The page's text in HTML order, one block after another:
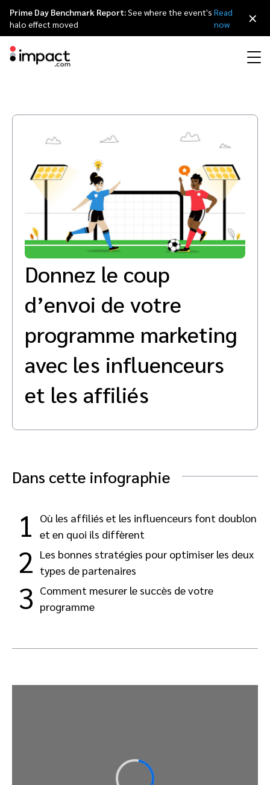
impact.com gère le cycle de vie de n'importe quel type de partenariat de
Recrutement
Contrats et Rémunération
Tracking et Attribution Animation
Conformité et Anti-Fraude Optimisation
Identifier, gérer, et analyser les partenariats avec les créateurs
Advocate
Marketing d’influence
Programme de parrainage
Mobile
Business Development
Analystes Marketing
Partenaires Affiliés
Influenceurs partenaires
Partenaires Applications Mobiles
Éditeurs et Groupes de Médias Partenaires
Éditeurs premium d’actualité et média
Répertoire agences
Partenaires technologiques
Partenaires technologiques répertoire
Recommandez impact.com
Études de cas
La Partnership Economy
Événements
Partnerships Experience (iPX) Événement
Partnerships Experience Academy
Carrières
Communiqués de presse
日本語
Italiano
Deutsch
English
Prime Day Benchmark Report:See where the event's
halo effect moved
Read
now
×
Donnez le coup
d’envoi de votre
programme marketing
avec les influenceurs
et les affiliés
Dans cette infographie
1
Où les affiliés et les influenceurs font doublon
et en quoi ils diffèrent
2 Les bonnes stratégies pour optimiser les deux
types de partenaires
3 Comment mesurer le succès de votre
programme